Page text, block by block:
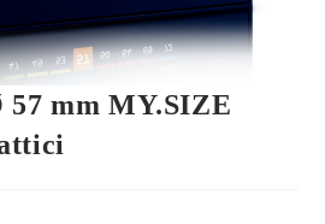
mm MY.SIZE